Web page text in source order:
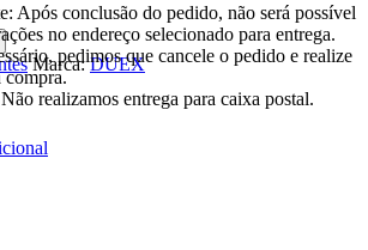
Após conclusão do pedido, não será possível
no endereço selecionado para entrega.
pedimos que cancele o pedido e realize
compra.
realizamos entrega para caixa postal.
Marca:DUEX